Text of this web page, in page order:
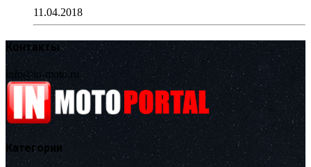
11.04.2018
Контакты
info@in-moto.ru
Категории